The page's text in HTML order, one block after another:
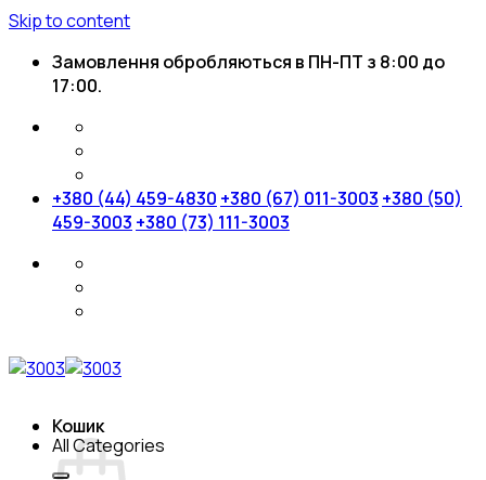
Skip to content
Замовлення обробляються в ПН-ПТ з 8:00 до
17:00.
+380 (44) 459-4830 +380 (67) 011-3003 +380 (50)
459-3003 +380 (73) 111-3003
Кошик
All Categories